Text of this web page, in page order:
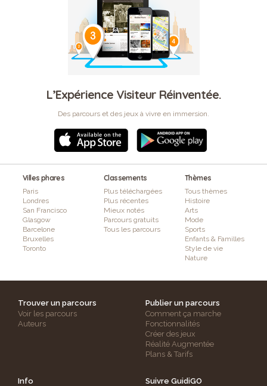
L’Expérience Visiteur Réinventée.
Des parcours et des jeux à vivre en immersion.
Villes phares
Paris
Londres
San Francisco
Glasgow
Barcelone
Bruxelles
Toronto
Classements
Plus téléchargées
Plus récentes
Mieux notés
Parcours gratuits
Tous les parcours
Thèmes
Tous thèmes
Histoire
Arts
Mode
Sports
Enfants & Familles
Style de vie
Nature
Trouver un parcours
Voir les parcours
Auteurs
Publier un parcours
Comment ça marche
Fonctionnalités
Créer des jeux
Réalité Augmentée
Plans & Tarifs
Info
Suivre GuidiGO